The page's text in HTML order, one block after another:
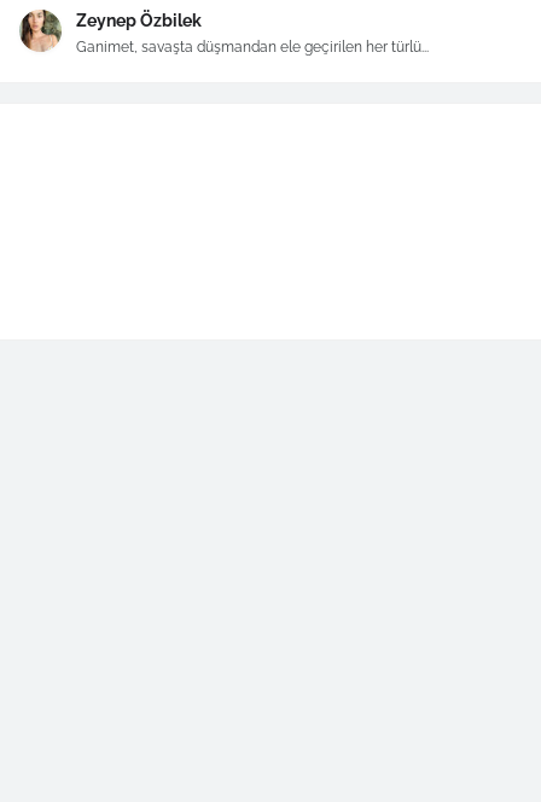
Zeynep Özbilek
Ganimet, savaşta düşmandan ele geçirilen her türlü...